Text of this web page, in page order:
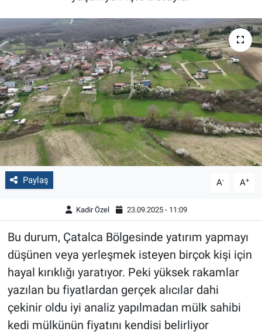
Paylaş A- A+
Kadir Özel 23.09.2025 - 11:09
Bu durum, Çatalca Bölgesinde yatırım yapmayı
düşünen veya yerleşmek isteyen birçok kişi için
hayal kırıklığı yaratıyor. Peki yüksek rakamlar
yazılan bu fiyatlardan gerçek alıcılar dahi
çekinir oldu iyi analiz yapılmadan mülk sahibi
kedi mülkünün fiyatını kendisi belirliyor